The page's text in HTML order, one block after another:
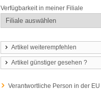
Verfügbarkeit in meiner Filiale
Artikel weiterempfehlen
Artikel günstiger gesehen ?
Verantwortliche Person in der EU